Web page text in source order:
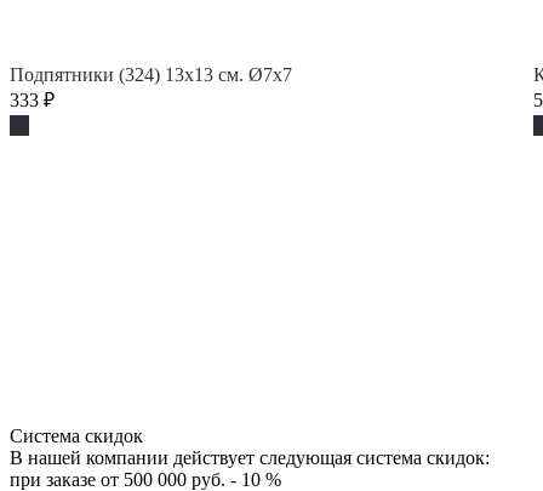
Подпятники (324) 13х13 см. Ø7x7
333 ₽
Система скидок
В нашей компании действует следующая система скидок:
при заказе от 500 000 руб. - 10 %